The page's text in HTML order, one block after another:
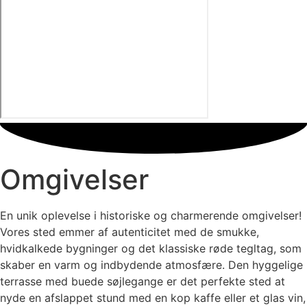
Omgivelser
En unik oplevelse i historiske og charmerende omgivelser!
Vores sted emmer af autenticitet med de smukke,
hvidkalkede bygninger og det klassiske røde tegltag, som
skaber en varm og indbydende atmosfære. Den hyggelige
terrasse med buede søjlegange er det perfekte sted at
nyde en afslappet stund med en kop kaffe eller et glas vin,